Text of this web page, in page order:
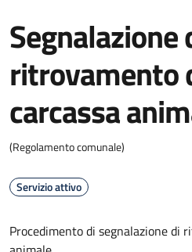
Segnalazione
ritrovamento
carcassa
(Regolamento comunale)
Servizio attivo
Procedimento di segnalazione di